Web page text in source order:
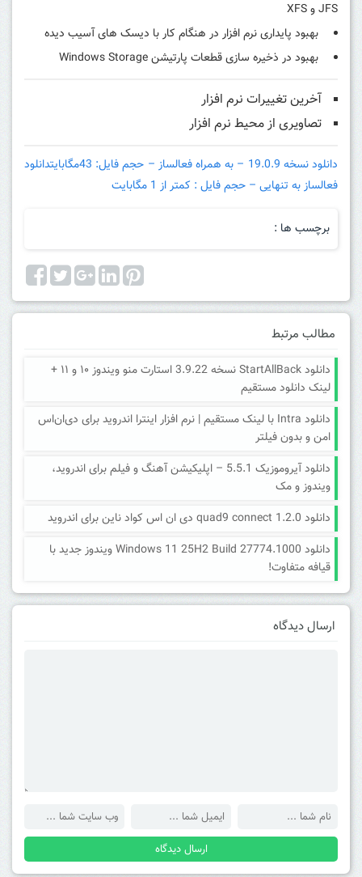
JFS و XFS
بهبود پایداری نرم افزار در هنگام کار با دیسک های آسیب دیده
بهبود در ذخیره سازی قطعات پارتیشن Windows Storage
آخرین تغییرات نرم افزار
تصاویری از محیط نرم افزار
دانلود نسخه 19.0.9 – به همراه فعالساز – حجم فایل: 43مگابایت
دانلود
فعالساز به تنهایی – حجم فایل : کمتر از 1 مگابایت
برچسب ها :
مطالب مرتبط
دانلود StartAllBack نسخه 3.9.22 استارت منو ویندوز ۱۰ و ۱۱ +
لینک دانلود مستقیم
دانلود Intra با لینک مستقیم | نرم افزار اینترا اندروید برای دی‌ان‌اس
امن و بدون فیلتر
دانلود آیروموزیک 5.5.1 – اپلیکیشن آهنگ و فیلم برای اندروید،
ویندوز و مک
دانلود quad9 connect 1.2.0 دی ان اس کواد ناین برای اندروید
دانلود Windows 11 25H2 Build 27774.1000 ویندوز جدید با
قیافه متفاوت!
ارسال دیدگاه